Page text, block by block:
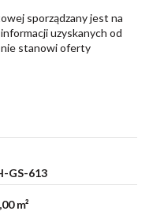
sporządzany jest na
uzyskanych od
nie stanowi oferty
GS-613
m²